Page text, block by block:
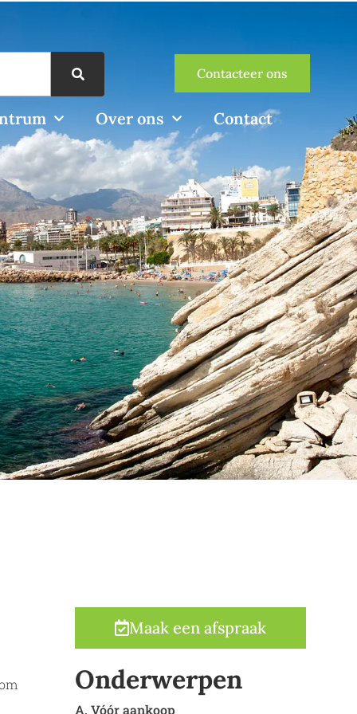
Contacteer ons
Over ons Contact
Maak een afspraak
Onderwerpen
A. Vóór aankoop